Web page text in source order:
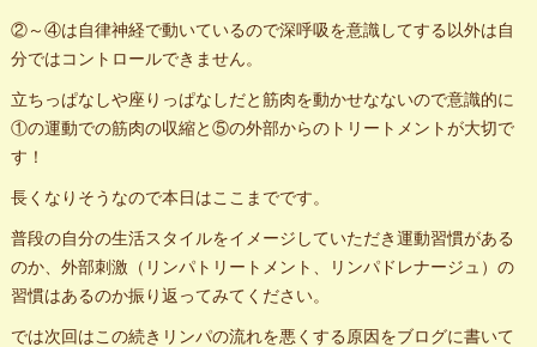
②～④は自律神経で動いているので深呼吸を意識してする以外は自
分ではコントロールできません。
立ちっぱなしや座りっぱなしだと筋肉を動かせなないので意識的に
①の運動での筋肉の収縮と⑤の外部からのトリートメントが大切で
す！
長くなりそうなので本日はここまでです。
普段の自分の生活スタイルをイメージしていただき運動習慣がある
のか、外部刺激（リンパトリートメント、リンパドレナージュ）の
習慣はあるのか振り返ってみてください。
では次回はこの続きリンパの流れを悪くする原因をブログに書いて